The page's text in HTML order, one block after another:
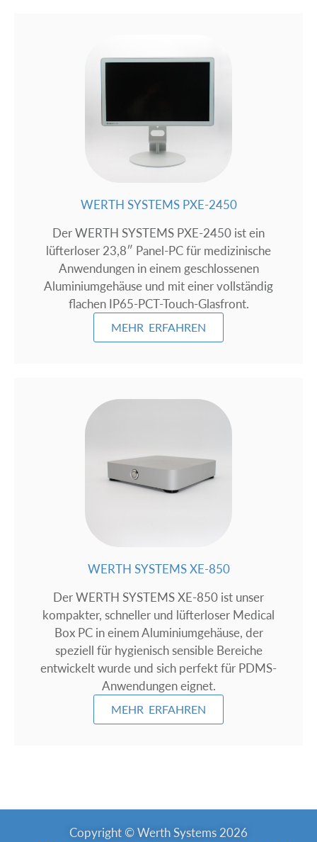
WERTH SYSTEMS PXE-2450
Der WERTH SYSTEMS PXE-2450 ist ein
lüfterloser 23,8″ Panel-PC für medizinische
Anwendungen in einem geschlossenen
Aluminiumgehäuse und mit einer vollständig
flachen IP65-PCT-Touch-Glasfront.
MEHR ERFAHREN
WERTH SYSTEMS XE-850
Der WERTH SYSTEMS XE-850 ist unser
kompakter, schneller und lüfterloser Medical
Box PC in einem Aluminiumgehäuse, der
speziell für hygienisch sensible Bereiche
entwickelt wurde und sich perfekt für PDMS-
Anwendungen eignet.
MEHR ERFAHREN
Copyright © Werth Systems 2026